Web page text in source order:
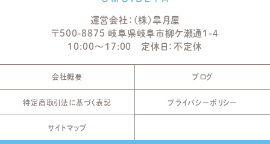
運営会社：(株)皐月屋
〒500-8875 岐阜県岐阜市柳ケ瀬通1-4
10:00～17:00 定休日：不定休
会社概要 ブログ
特定商取引法に基づく表記 プライバシーポリシー
サイトマップ